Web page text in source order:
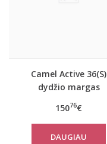
Camel Active 36(S)
dydžio margas
paltas 310320 2501
15076€
DAUGIAU